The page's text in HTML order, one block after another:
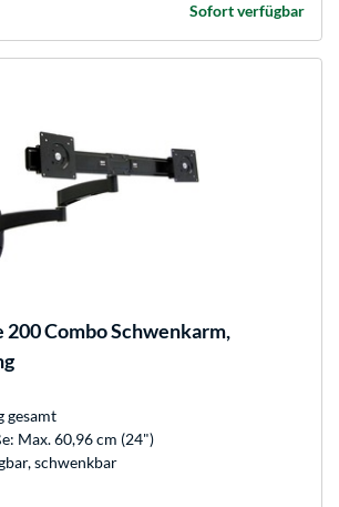
Sofort verfügbar
200 Combo Schwenkarm,
gesamt
Max. 60,96 cm (24")
schwenkbar